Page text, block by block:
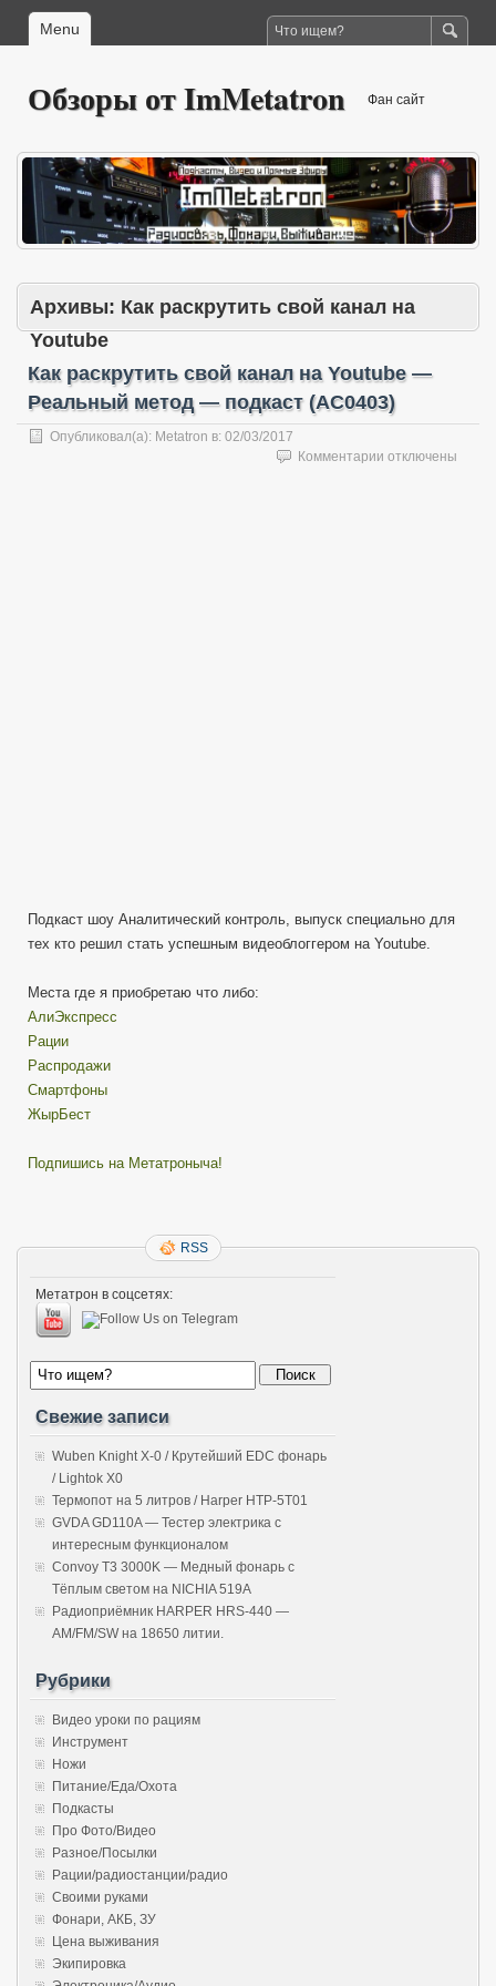
Menu
Обзоры от ImMetatron Фан сайт
Архивы: Как раскрутить свой канал на
Youtube
Как раскрутить свой канал на Youtube —
Реальный метод — подкаст (AC0403)
Опубликовал(а): Metatron в: 02/03/2017
Комментарии котключены
Подкаст шоу Аналитический контроль, выпуск специально для
тех кто решил стать успешным видеоблоггером на Youtube.
Места где я приобретаю что либо:
АлиЭкспресс
Рации
Распродажи
Смартфоны
ЖырБест
Подпишись на Метатроныча!
RSS
Метатрон в соцсетях:
Свежие записи
Wuben Knight X-0 / Крутейший EDC фонарь
/ Lightok X0
Термопот на 5 литров / Harper HTP-5T01
GVDA GD110A — Тестер электрика с
интересным функционалом
Convoy T3 3000K — Медный фонарь с
Тёплым светом на NICHIA 519A
Радиоприёмник HARPER HRS-440 —
AM/FM/SW на 18650 литии.
Рубрики
Видео уроки по рациям
Инструмент
Ножи
Питание/Еда/Охота
Подкасты
Про Фото/Видео
Разное/Посылки
Рации/радиостанции/радио
Своими руками
Фонари, АКБ, ЗУ
Цена выживания
Экипировка